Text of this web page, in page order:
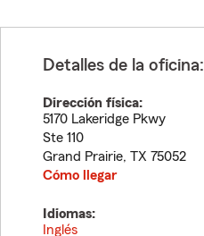
Detalles de la oficina:
Dirección física:
5170 Lakeridge Pkwy
Ste 110
Grand Prairie, TX 75052
Cómo llegar
Idiomas:
Inglés